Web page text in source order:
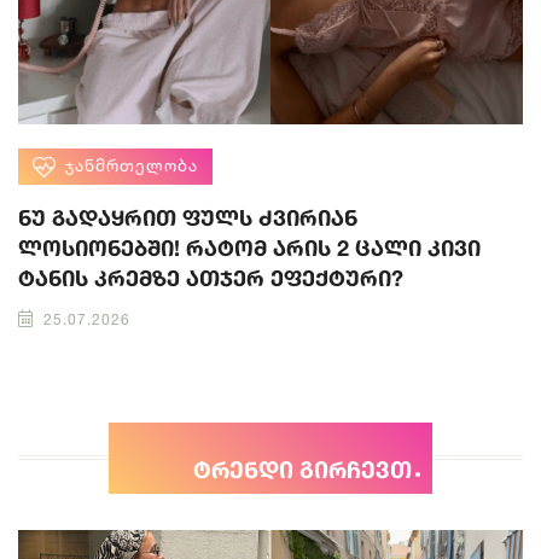
ᲯᲐᲜᲛᲠᲗᲔᲚᲝᲑᲐ
ნუ გადაყრით ფულს ძვირიან
ლოსიონებში! რატომ არის 2 ცალი კივი
ტანის კრემზე ათჯერ ეფექტური?
25.07.2026
ტრენდი გირჩევთ